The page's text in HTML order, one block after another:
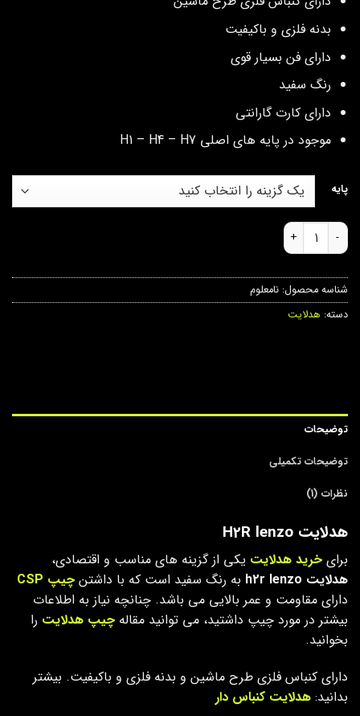
بدنه فلزی و باکیفیت
دارای فن بسیار قوی
رنگ سفید
دارای کارت گارانتی
موجود در پایه های اصلی H1 – H4 – H7
پایه
هدلایت H2R lenzo عدد
شناسه محصول: نامعلوم
دسته: هدلایت
توضیحات
توضیحات تکمیلی
نظرات (1)
هدلایت H2R lenzo
برای خرید هدلایت یکی از گزینه های مناسب و اقتصادی،
هدلایت h2r lenzo
به رنگ سفید است که با داشتن چیپ CSP
دارای مقاومت و عمر بالایی می باشد. چنانچه نیاز به اطلاعات
بیشتر در مورد چیپ داشتید، می توانید مقاله چیپ هدلایت را
بخوانید.
دارای کنباس فلزی طرح ماشین و بدنه فلزی و باکیفیت. بیشتر
بدانید: هدلایت کنباس دار